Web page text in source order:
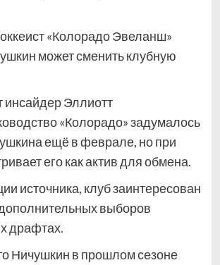
«Колорадо Эвеланш»
может сменить клубную
инсайдер Эллиотт
«Колорадо» задумалось
ещё в феврале, но при
его как актив для обмена.
источника, клуб заинтересован
выборов
драфтах.
Ничушкин в прошлом сезоне